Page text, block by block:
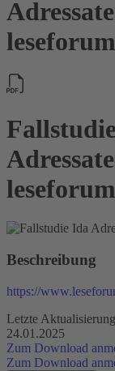
Beschreibung
https://
Letzte Aktualisierung
24.01.2025
Zum Download
Zum Download